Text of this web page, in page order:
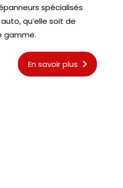
spécialisés
qu’elle soit de
gamme.
En savoir plus